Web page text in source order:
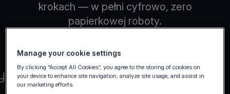
krokach — w pełni cyfrowo, zero
papierkowej roboty.
Manage your cookie settings
By clicking “Accept All Cookies”, you agree to the storing of cookies on
your device to enhance site navigation, analyze site usage, and assist in
our marketing efforts.